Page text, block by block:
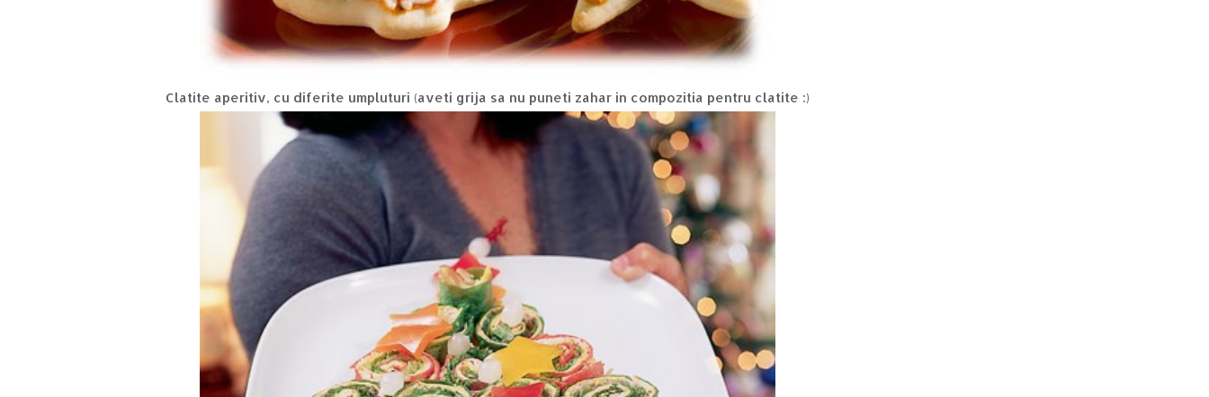
Clatite aperitiv, cu diferite umpluturi (aveti grija sa nu puneti zahar in compozitia pentru clatite :)